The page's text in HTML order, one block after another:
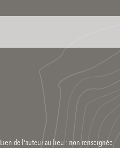
Lien de l'auteur au lieu : non renseignée